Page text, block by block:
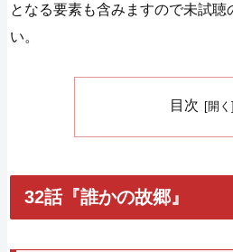
となる要素も含みますので未試聴
い。
目次
32話『誰かの故郷』